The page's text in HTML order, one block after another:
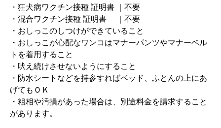
・狂犬病ワクチン接種 証明書 ｜不要
・混合ワクチン接種 証明書 ｜不要
・おしっこのしつけができていること
・おしっこが心配なワンコはマナーパンツやマナーベル
トを着用すること
・吠え続けさせないようにすること
・防水シートなどを持参すればベッド、ふとんの上にあ
げてもＯＫ
・粗相や汚損があった場合は、別途料金を請求すること
があります。